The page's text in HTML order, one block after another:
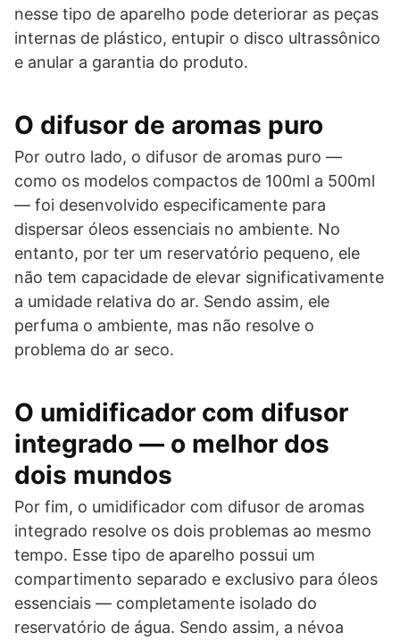
nesse tipo de aparelho pode deteriorar as peças
internas de plástico, entupir o disco ultrassônico
e anular a garantia do produto.
O difusor de aromas puro
Por outro lado, o difusor de aromas puro —
como os modelos compactos de 100ml a 500ml
— foi desenvolvido especificamente para
dispersar óleos essenciais no ambiente. No
entanto, por ter um reservatório pequeno, ele
não tem capacidade de elevar significativamente
a umidade relativa do ar. Sendo assim, ele
perfuma o ambiente, mas não resolve o
problema do ar seco.
O umidificador com difusor
integrado — o melhor dos
dois mundos
Por fim, o umidificador com difusor de aromas
integrado resolve os dois problemas ao mesmo
tempo. Esse tipo de aparelho possui um
compartimento separado e exclusivo para óleos
essenciais — completamente isolado do
reservatório de água. Sendo assim, a névoa